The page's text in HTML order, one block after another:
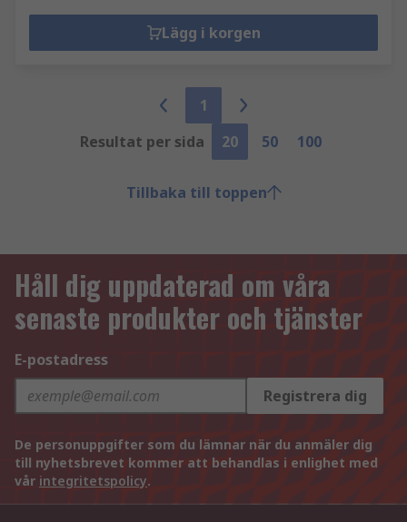
Lägg i korgen
1
Resultat per sida
20 50 100
Tillbaka till toppen
Håll dig uppdaterad om våra
senaste produkter och tjänster
E-postadress
Registrera dig
De personuppgifter som du lämnar när du anmäler dig
till nyhetsbrevet kommer att behandlas i enlighet med
vår integritetspolicy.